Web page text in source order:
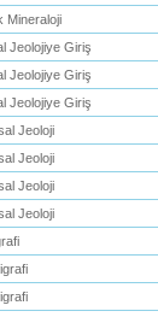
Mineraloji
Jeolojiye Giriş
Jeolojiye Giriş
Jeolojiye Giriş
Jeoloji
Jeoloji
Jeoloji
Jeoloji